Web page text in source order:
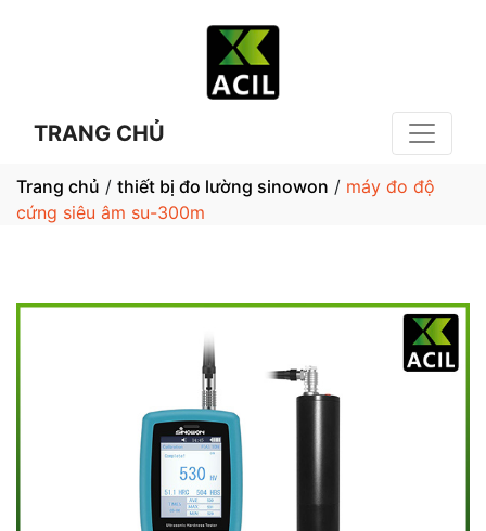
TRANG CHỦ
Trang chủ / thiết bị đo lường sinowon / máy đo độ
cứng siêu âm su-300m